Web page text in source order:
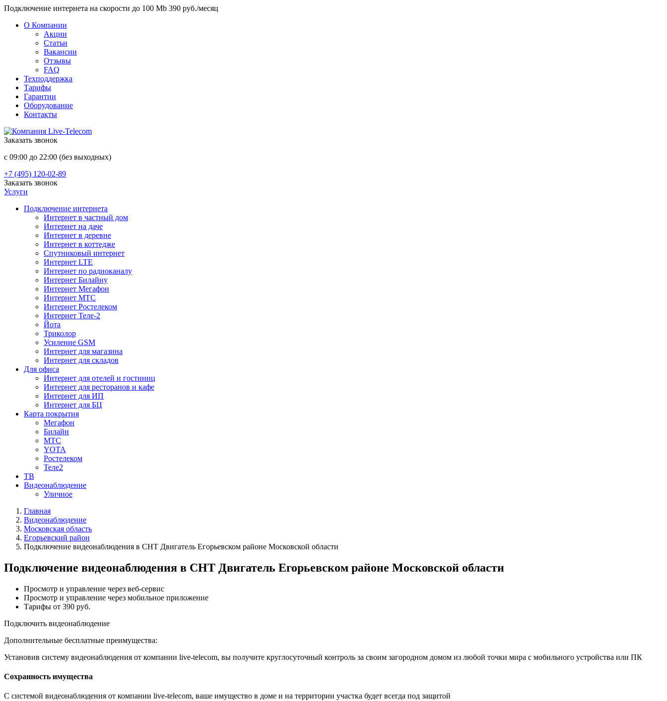
Подключение интернета на скорости до 100 Mb 390 руб./месяц
О Компании
Акции
Статьи
Вакансии
Отзывы
FAQ
Техподдержка
Тарифы
Гарантии
Оборудование
Контакты
Заказать звонок
с 09:00 до 22:00 (без выходных)
+7 (495) 120-02-89
Заказать звонок
Услуги
Подключение интернета
Интернет в частный дом
Интернет на даче
Интернет в деревне
Интернет в коттедже
Спутниковый интернет
Интернет LTE
Интернет по радиоканалу
Интернет Билайну
Интернет Мегафон
Интернет МТС
Интернет Ростелеком
Интернет Теле-2
Йота
Триколор
Усиление GSM
Интернет для магазина
Интернет для складов
Для офиса
Интернет для отелей и гостиниц
Интернет для ресторанов и кафе
Интернет для ИП
Интернет для БЦ
Карта покрытия
Мегафон
Билайн
МТС
YOTA
Ростелеком
Теле2
ТВ
Видеонаблюдение
Уличное
Главная
Видеонаблюдение
Московская область
Егорьевский район
Подключение видеонаблюдения в СНТ Двигатель Егорьевском районе Московской области
Подключение видеонаблюдения в СНТ Двигатель Егорьевском районе Московской области
Просмотр и управление через веб-сервис
Просмотр и управление через мобильное приложение
Тарифы от 390 руб.
Подключить видеонаблюдение
Дополнительные бесплатные преимущества:
Установив систему видеонаблюдения от компании live-telecom, вы получите круглосуточный контроль за своим загородном домом из любой точки мира с мобильного устройства или ПК
Сохранность имущества
С системой видеонаблюдения от компании live-telecom, ваше имущество в доме и на территории участка будет всегда под защитой